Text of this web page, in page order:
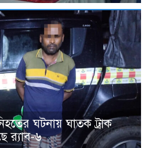
ঘটনায় ঘাতক ট্রাক
র‍্যাব-৬